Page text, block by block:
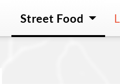
Street Food